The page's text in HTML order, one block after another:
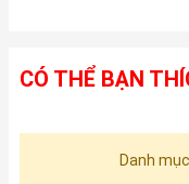
CÓ THỂ BẠN
Danh